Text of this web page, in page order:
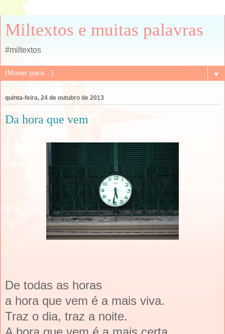
Miltextos e muitas palavras
#miltextos
▼
quinta-feira, 24 de outubro de 2013
Da hora que vem
De todas as horas
a hora que vem é a mais viva.
Traz o dia, traz a noite.